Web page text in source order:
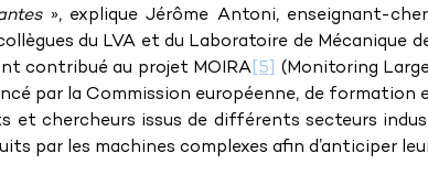
», explique Jérôme Antoni, enseignant-
du LVA et du Laboratoire de Mécanique
contribué au projet MOIRA [5]
(Monitoring
par la Commission européenne, de formation
et chercheurs issus de différents secteurs
par les machines complexes afin d’anticiper